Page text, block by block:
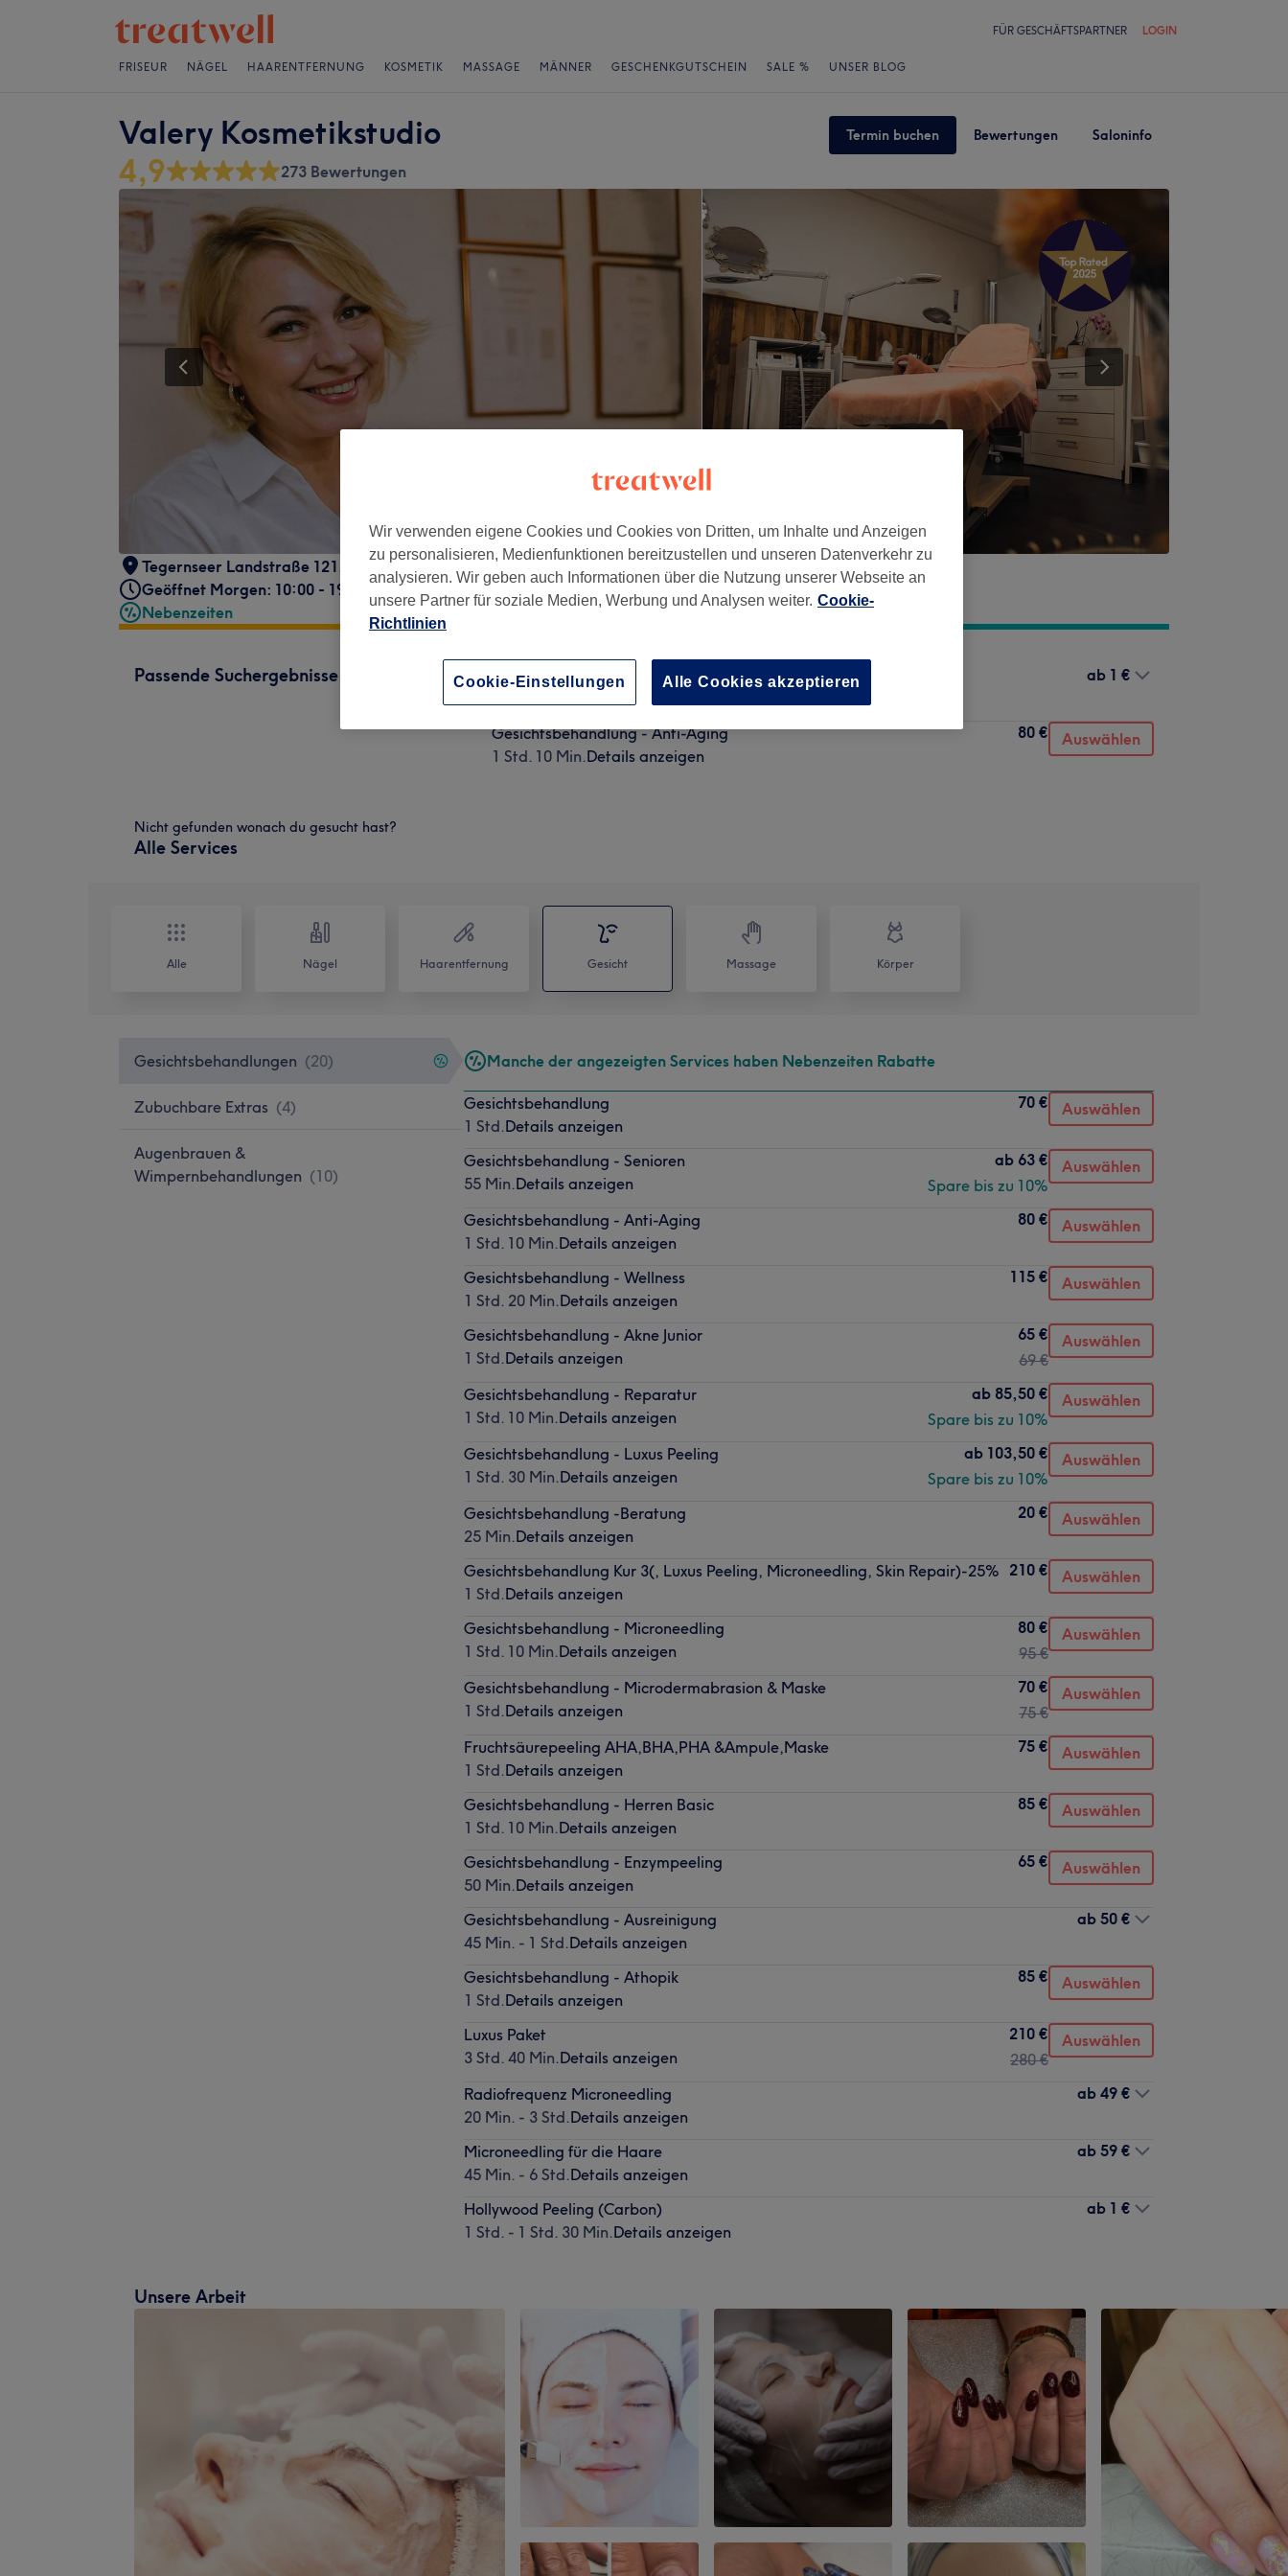
FÜR GESCHÄFTSPARTNER LOGIN
FRISEUR NÄGEL HAARENTFERNUNG KOSMETIK MASSAGE MÄNNER GESCHENKGUTSCHEIN SALE % UNSER BLOG
Valery Kosmetikstudio Termin buchen Bewertungen Saloninfo
4,9 273 Bewertungen
Tegernseer Landstraße 121 Giesing, München , 81539
Geöffnet Morgen: 10:00 - 19:00
Nebenzeiten
Passende Suchergebnisse
Hollywood Peeling (Carbon)
ab 1 €
Gesichtsbehandlung - Anti-Aging
1 Std. 10 Min.Details anzeigen
80 € Auswählen
Nicht gefunden wonach du gesucht hast?
Alle Services
Alle Nägel Haarentfernung Gesicht Massage Körper
Gesichtsbehandlungen (20)
Zubuchbare Extras (4)
Augenbrauen &
Wimpernbehandlungen (10)
Manche der angezeigten Services haben Nebenzeiten Rabatte
Gesichtsbehandlung
1 Std.Details anzeigen
70 € Auswählen
Gesichtsbehandlung - Senioren
55 Min.Details anzeigen
ab 63 €
Spare bis zu 10%
Auswählen
Gesichtsbehandlung - Anti-Aging
1 Std. 10 Min.Details anzeigen
80 € Auswählen
Gesichtsbehandlung - Wellness
1 Std. 20 Min.Details anzeigen
115 € Auswählen
Gesichtsbehandlung - Akne Junior
1 Std.Details anzeigen
65 €
69 €
Auswählen
Gesichtsbehandlung - Reparatur
1 Std. 10 Min.Details anzeigen
ab 85,50 €
Spare bis zu 10%
Auswählen
Gesichtsbehandlung - Luxus Peeling
1 Std. 30 Min.Details anzeigen
ab 103,50 €
Spare bis zu 10%
Auswählen
Gesichtsbehandlung -Beratung
25 Min.Details anzeigen
20 € Auswählen
Gesichtsbehandlung Kur 3(, Luxus Peeling, Microneedling, Skin Repair)-25%
1 Std.Details anzeigen
210 € Auswählen
Gesichtsbehandlung - Microneedling
1 Std. 10 Min.Details anzeigen
80 €
95 €
Auswählen
Gesichtsbehandlung - Microdermabrasion & Maske
1 Std.Details anzeigen
70 €
75 €
Auswählen
Fruchtsäurepeeling AHA,BHA,PHA &Ampule,Maske
1 Std.Details anzeigen
75 € Auswählen
Gesichtsbehandlung - Herren Basic
1 Std. 10 Min.Details anzeigen
85 € Auswählen
Gesichtsbehandlung - Enzympeeling
50 Min.Details anzeigen
65 € Auswählen
Gesichtsbehandlung - Ausreinigung
45 Min. - 1 Std.Details anzeigen
ab 50 €
Gesichtsbehandlung - Athopik
1 Std.Details anzeigen
85 € Auswählen
Luxus Paket
3 Std. 40 Min.Details anzeigen
210 €
280 €
Auswählen
Radiofrequenz Microneedling
20 Min. - 3 Std.Details anzeigen
ab 49 €
Microneedling für die Haare
45 Min. - 6 Std.Details anzeigen
ab 59 €
Hollywood Peeling (Carbon)
1 Std. - 1 Std. 30 Min.Details anzeigen
ab 1 €
Unsere Arbeit
Wir verwenden eigene Cookies und Cookies von Dritten, um Inhalte und Anzeigen
zu personalisieren, Medienfunktionen bereitzustellen und unseren Datenverkehr zu
analysieren. Wir geben auch Informationen über die Nutzung unserer Webseite an
unsere Partner für soziale Medien, Werbung und Analysen weiter. Cookie-
Richtlinien
Cookie-Einstellungen Alle Cookies akzeptieren